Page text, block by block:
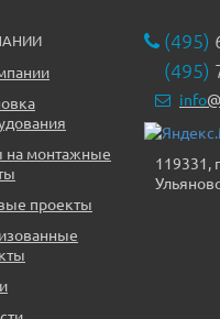
на монтажные
проекты
(495)
(495)
info
119331,